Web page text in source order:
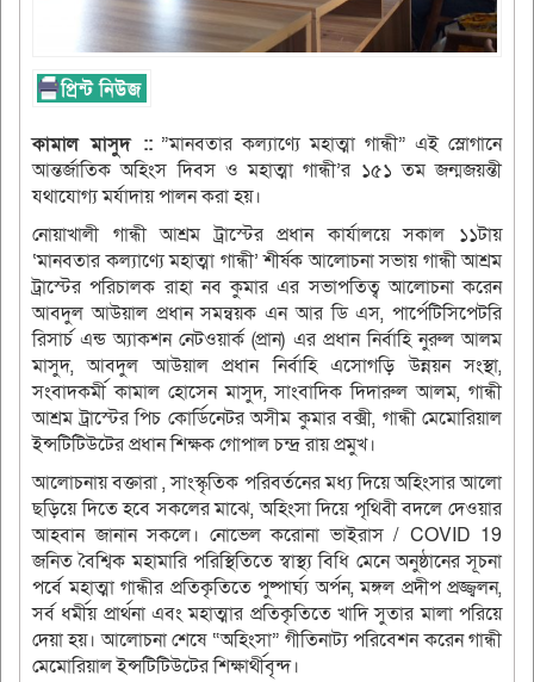
কামাল মাসুদ ::‌‌”মানবতার কল্যাণ্যে মহাত্মা গান্ধী” এই স্লোগানে
আন্তর্জাতিক অহিংস দিবস ও মহাত্মা গান্ধী’র ১৫১ তম জন্মজয়ন্তী
যথাযোগ্য মর্যাদায় পালন করা হয়।
নোয়াখালী গান্ধী আশ্রম ট্রাস্টের প্রধান কার্যালয়ে সকাল ১১টায়
‘মানবতার কল্যাণ্যে মহাত্মা গান্ধী’ শীর্ষক আলোচনা সভায় গান্ধী আশ্রম
ট্রাস্টের পরিচালক রাহা নব কুমার এর সভাপতিত্ব আলোচনা করেন
আবদুল আউয়াল প্রধান সমন্বয়ক এন আর ডি এস, পার্পেটিসিপেটরি
রিসার্চ এন্ড অ্যাকশন নেটওয়ার্ক (প্রান) এর প্রধান নির্বাহি নুরুল আলম
মাসুদ, আবদুল আউয়াল প্রধান নির্বাহি এসোগড়ি উন্নয়ন সংস্থা,
সংবাদকর্মী কামাল হোসেন মাসুদ, সাংবাদিক দিদারুল আলম, গান্ধী
আশ্রম ট্রাস্টের পিচ কোর্ডিনেটর অসীম কুমার বক্সী, গান্ধী মেমোরিয়াল
ইন্সটিটিউটের প্রধান শিক্ষক গোপাল চন্দ্র রায় প্রমুখ।
আলোচনায় বক্তারা , সাংস্কৃতিক পরিবর্তনের মধ্য দিয়ে অহিংসার আলো
ছড়িয়ে দিতে হবে সকলের মাঝে, অহিংসা দিয়ে পৃথিবী বদলে দেওয়ার
আহবান জানান সকলে। নোভেল করোনা ভাইরাস / COVID 19
জনিত বৈশ্বিক মহামারি পরিস্থিতিতে স্বাস্থ্য বিধি মেনে অনুষ্ঠানের সূচনা
পর্বে মহাত্মা গান্ধীর প্রতিকৃতিতে পুষ্পার্ঘ্য অর্পন, মঙ্গল প্রদীপ প্রজ্জ্বলন,
সর্ব ধর্মীয় প্রার্থনা এবং মহাত্মার প্রতিকৃতিতে খাদি সুতার মালা পরিয়ে
দেয়া হয়। আলোচনা শেষে “অহিংসা” গীতিনাট্য পরিবেশন করেন গান্ধী
মেমোরিয়াল ইন্সটিটিউটের শিক্ষার্থীবৃন্দ।